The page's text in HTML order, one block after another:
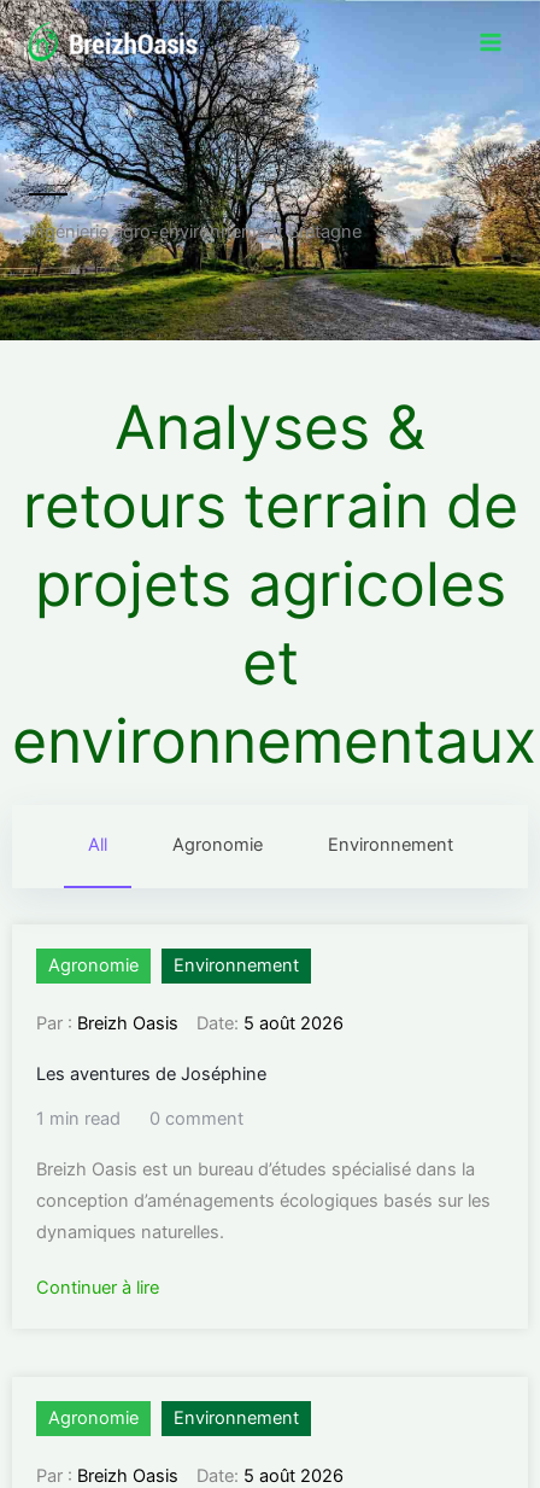
Aller
au
contenu
Ingénierie agro-environnement Bretagne
Analyses &
retours terrain de
projets agricoles
et
environnementaux
All Agronomie Environnement
Agronomie Environnement
Par : Breizh Oasis Date: 5 août 2026
Les aventures de Joséphine
1 min read 0 comment
Breizh Oasis est un bureau d’études spécialisé dans la
conception d’aménagements écologiques basés sur les
dynamiques naturelles.
Continuer à lire
Agronomie Environnement
Par : Breizh Oasis Date: 5 août 2026